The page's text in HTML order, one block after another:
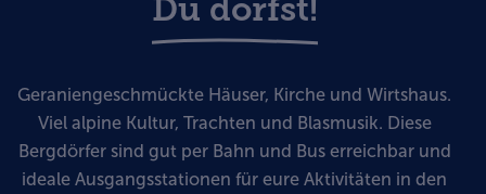
Du dorfst!
Geraniengeschmückte Häuser, Kirche und Wirtshaus.
Viel alpine Kultur, Trachten und Blasmusik. Diese
Bergdörfer sind gut per Bahn und Bus erreichbar und
ideale Ausgangsstationen für eure Aktivitäten in den